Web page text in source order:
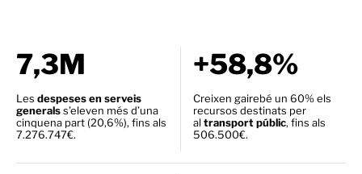
7,3M
Les despeses en serveis
generalss’eleven més d’una
cinquena part (20,6%), fins als
7.276.747€.
+58,8%
Creixen gairebé un 60% els
recursos destinats per
altransport públic, fins als
506.500€.